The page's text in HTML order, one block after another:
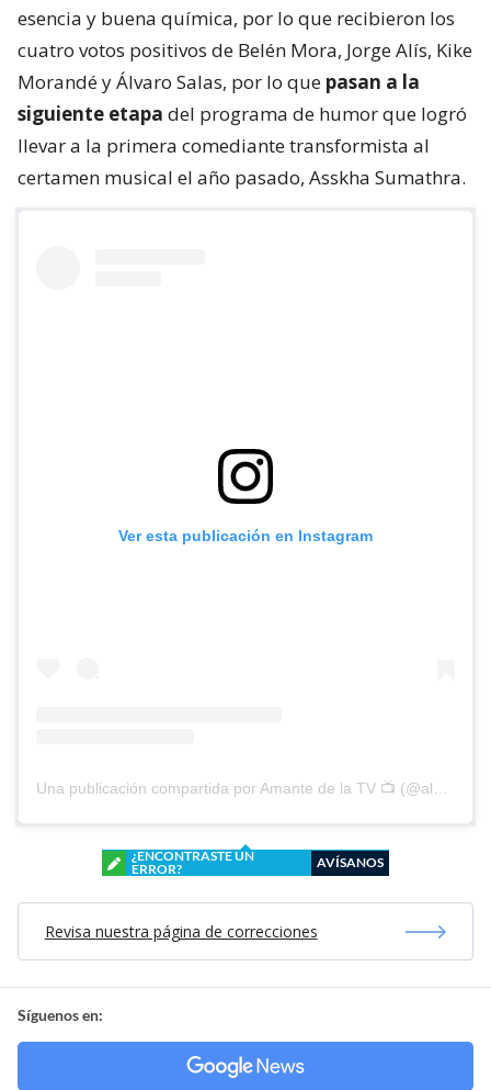
esencia y buena química, por lo que recibieron los
cuatro votos positivos de Belén Mora, Jorge Alís, Kike
Morandé y Álvaro Salas, por lo que pasan a la
siguiente etapa del programa de humor que logró
llevar a la primera comediante transformista al
certamen musical el año pasado, Asskha Sumathra.
Ver esta publicación en Instagram
¿ENCONTRASTE UN
ERROR?
AVÍSANOS
Revisa nuestra página de correcciones
Síguenos en: